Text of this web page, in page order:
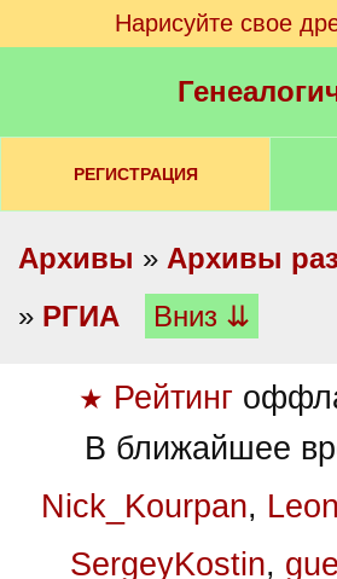
Нарисуйте свое
РЕГИСТРАЦИЯ
Архивы » Архивы
» РГИА Вниз ⇊
★ Рейтинг
В ближайшее
Nick_Kourpan,
SergeyKostin,